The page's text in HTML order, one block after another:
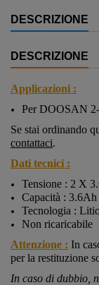
DESCRIZIONE
DESCRIZIONE
Applicazioni :
Per DOOSAN
Se stai ordinando
contattaci.
Dati tecnici :
Tensione : 2 X
Capacità :
Tecnologia :
Non ricaricabile
Attenzione : In
per la restituzione
In caso di dubbio,